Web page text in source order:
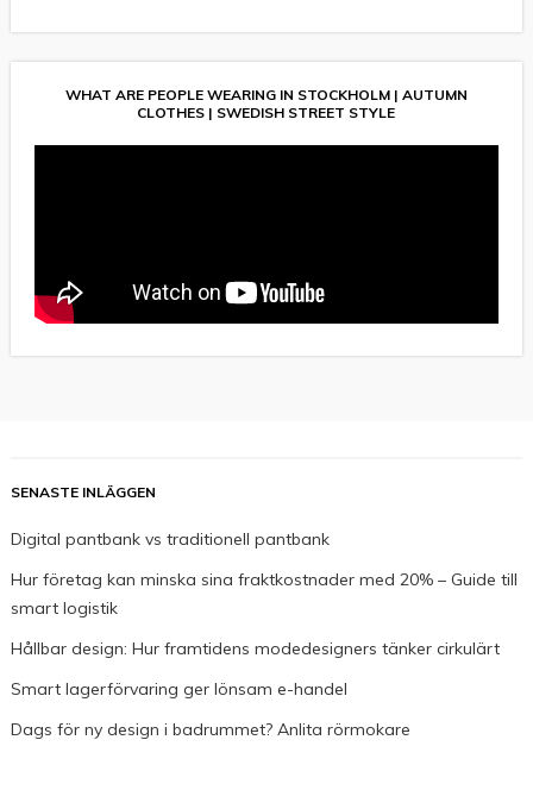
WHAT ARE PEOPLE WEARING IN STOCKHOLM | AUTUMN
CLOTHES | SWEDISH STREET STYLE
SENASTE INLÄGGEN
Digital pantbank vs traditionell pantbank
Hur företag kan minska sina fraktkostnader med 20% – Guide till
smart logistik
Hållbar design: Hur framtidens modedesigners tänker cirkulärt
Smart lagerförvaring ger lönsam e-handel
Dags för ny design i badrummet? Anlita rörmokare